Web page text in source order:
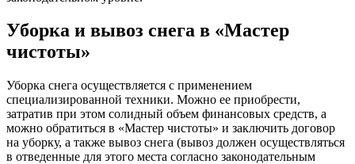
Уборка и вывоз снега в «Мастер
чистоты»
Уборка снега осуществляется с применением
специализированной техники. Можно ее приобрести,
затратив при этом солидный объем финансовых средств, а
можно обратиться в «Мастер чистоты» и заключить договор
на уборку, а также вывоз снега (вывоз должен осуществляться
в отведенные для этого места согласно законодательным